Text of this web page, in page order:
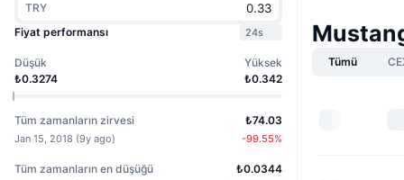
TRY
Fiyat performansı
24s
Düşük
₺0.3274
Yüksek
₺0.342
Tüm zamanların zirvesi
Jan 15, 2018 (9y ago)
₺74.03
-99.55%
Tüm zamanların en düşüğü ₺0.0344
Tümü